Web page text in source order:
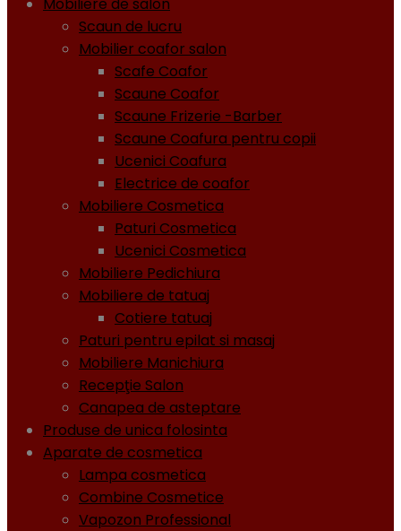
Scaun de lucru
Mobilier coafor salon
Scafe Coafor
Scaune Coafor
Scaune Frizerie -Barber
Scaune Coafura pentru copii
Ucenici Coafura
Electrice de coafor
Mobiliere Cosmetica
Paturi Cosmetica
Ucenici Cosmetica
Mobiliere Pedichiura
Mobiliere de tatuaj
Cotiere tatuaj
Paturi pentru epilat si masaj
Mobiliere Manichiura
Recepţie Salon
Canapea de asteptare
Produse de unica folosinta
Aparate de cosmetica
Lampa cosmetica
Combine Cosmetice
Vapozon Professional